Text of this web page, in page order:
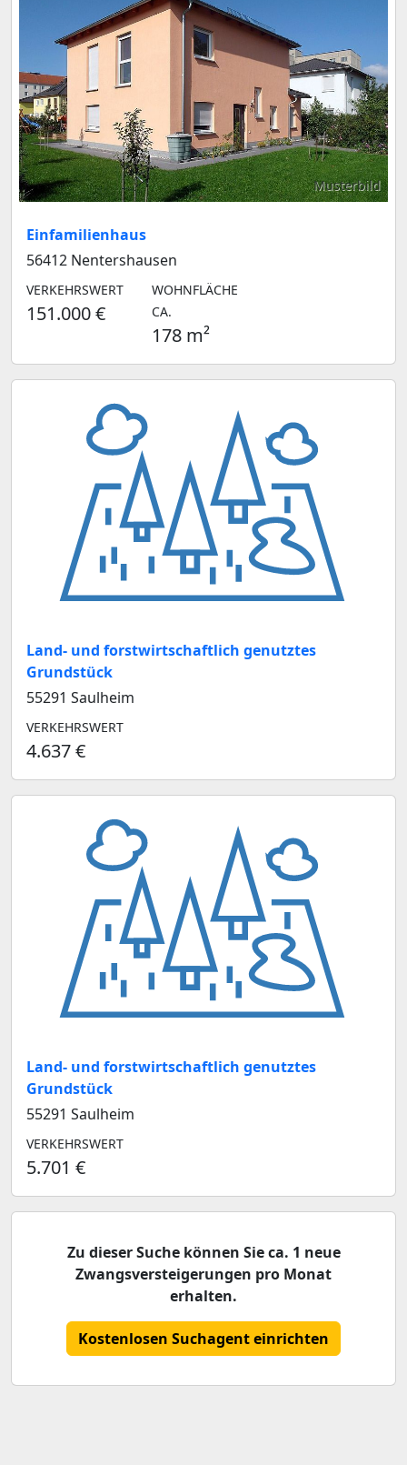
Musterbild
Einfamilienhaus
56412 Nentershausen
VERKEHRSWERT
151.000 €
WOHNFLÄCHE
CA.
178 m²
Land- und forstwirtschaftlich genutztes
Grundstück
55291 Saulheim
VERKEHRSWERT
4.637 €
Land- und forstwirtschaftlich genutztes
Grundstück
55291 Saulheim
VERKEHRSWERT
5.701 €
Zu dieser Suche können Sie ca. 1 neue
Zwangsversteigerungen pro Monat
erhalten.
Kostenlosen Suchagent einrichten